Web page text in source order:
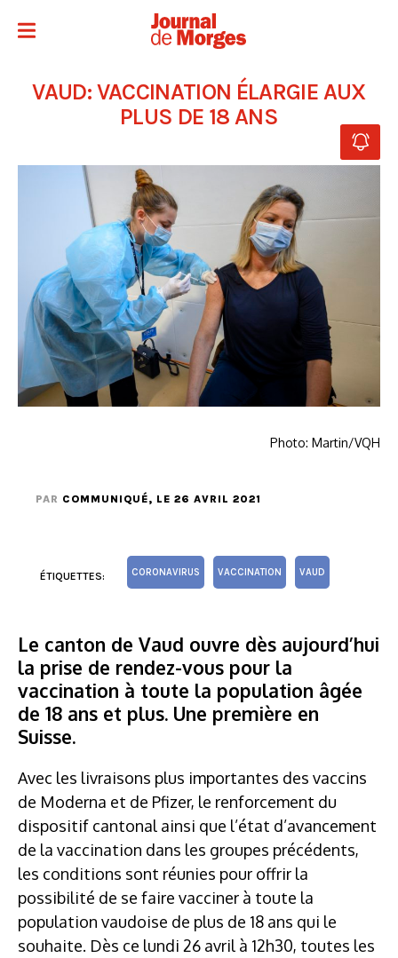
VAUD: VACCINATION ÉLARGIE AUX
PLUS DE 18 ANS
Photo: Martin/VQH
PAR COMMUNIQUÉ, LE 26 AVRIL 2021
ÉTIQUETTES: CORONAVIRUS VACCINATION VAUD
Le canton de Vaud ouvre dès aujourd’hui
la prise de rendez-vous pour la
vaccination à toute la population âgée
de 18 ans et plus. Une première en
Suisse.
Avec les livraisons plus importantes des vaccins
de Moderna et de Pfizer, le renforcement du
dispositif cantonal ainsi que l’état d’avancement
de la vaccination dans les groupes précédents,
les conditions sont réunies pour offrir la
possibilité de se faire vacciner à toute la
population vaudoise de plus de 18 ans qui le
souhaite. Dès ce lundi 26 avril à 12h30, toutes les